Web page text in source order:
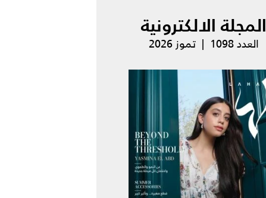
المجلة الالكترونية
العدد 1098 | تموز 2026